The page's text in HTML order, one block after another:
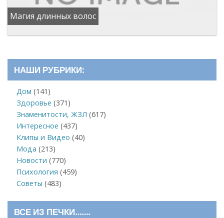
Магия длинных волос
НАШИ РУБРИКИ:
Дом (141)
Здоровье (371)
Знаменитости, ЖЗЛ (617)
Интересное (437)
Клипы и Видео (40)
Мода (213)
Новости (770)
Психология (459)
Советы (483)
ВСЕ ИЗ ПЕЧКИ…….